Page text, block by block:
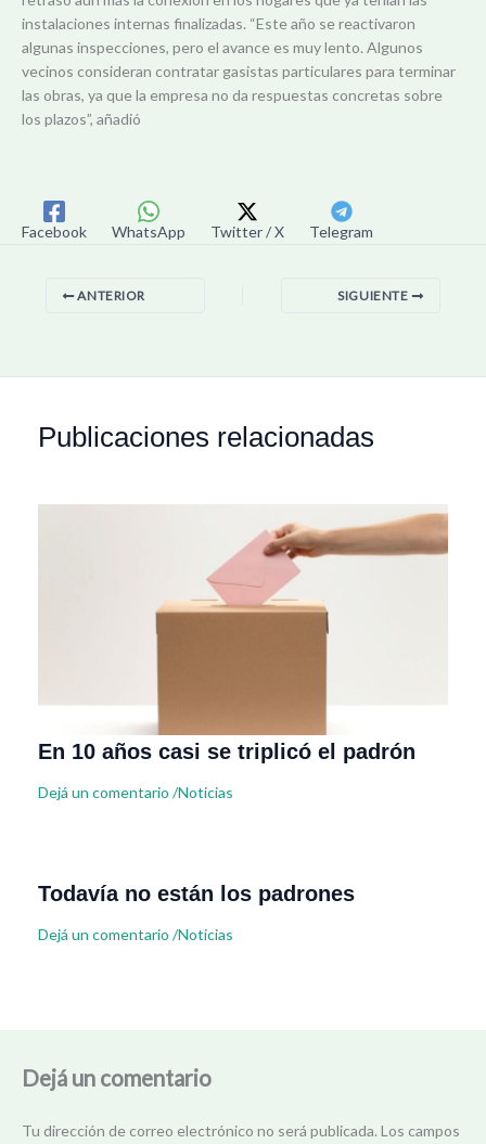
instalaciones internas finalizadas. “Este año se reactivaron
algunas inspecciones, pero el avance es muy lento. Algunos
vecinos consideran contratar gasistas particulares para terminar
las obras, ya que la empresa no da respuestas concretas sobre
los plazos”, añadió
Facebook WhatsApp Twitter / X Telegram
ANTERIOR SIGUIENTE
Publicaciones relacionadas
En 10 años casi se triplicó el padrón
Dejá un comentario /Noticias
Todavía no están los padrones
Dejá un comentario /Noticias
Dejá un comentario
Tu dirección de correo electrónico no será publicada. Los campos